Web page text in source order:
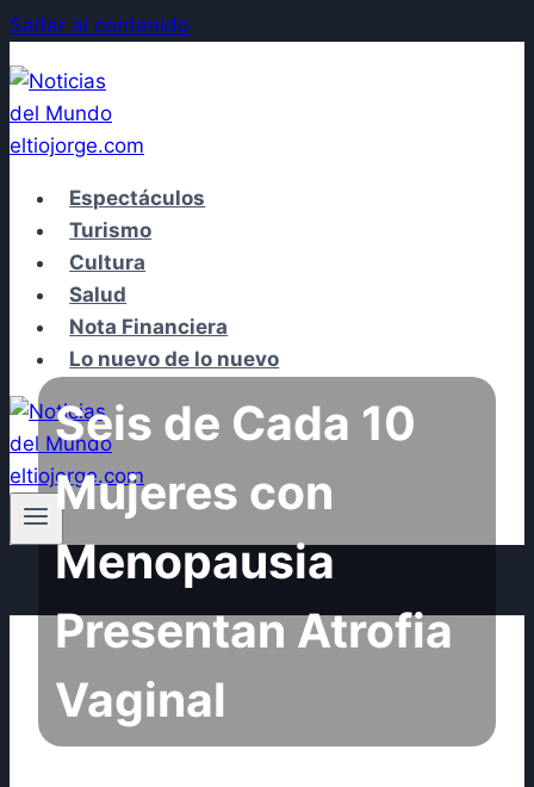
Saltar al contenido
Espectáculos
Turismo
Cultura
Salud
Nota Financiera
Lo nuevo de lo nuevo
Seis de Cada 10
Mujeres con
Menopausia
Presentan Atrofia
Vaginal